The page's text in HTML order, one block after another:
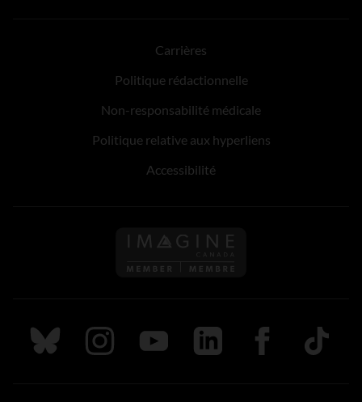
Carrières
Politique rédactionnelle
Non-responsabilité médicale
Politique relative aux hyperliens
Accessibilité
Suivez nous sur Bluesky
Suivez nous sur Instagram
Suivez nous sur Youtube
Suivez nous sur LinkedIn
Suivez nous sur
TikTok